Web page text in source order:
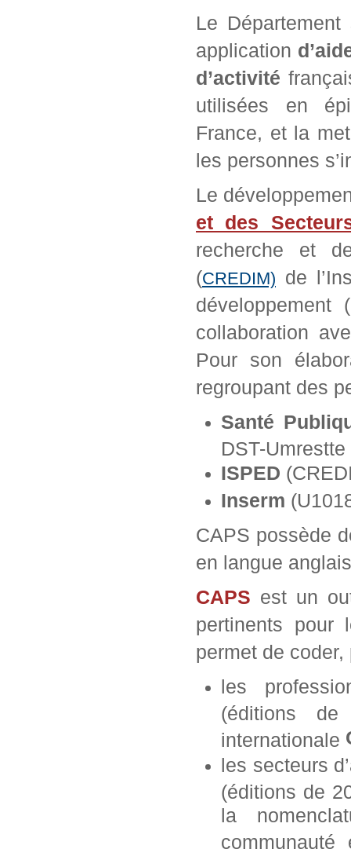
Le
application
d’activité
utilisées en
France, et la
les personnes
Le
et des
recherche et
(CREDIM) de
développement
collaboration
Pour son
regroupant des
Santé
DST-
ISPED
Inserm
CAPS possède
en langue
CAPS est un
pertinents pour
permet de
les
(éditions
internationale
les secteurs
(éditions de
la